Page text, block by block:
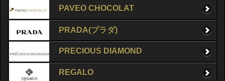
PAVEO CHOCOLAT
PRADA(プラダ)
PRECIOUS DIAMOND
REGALO